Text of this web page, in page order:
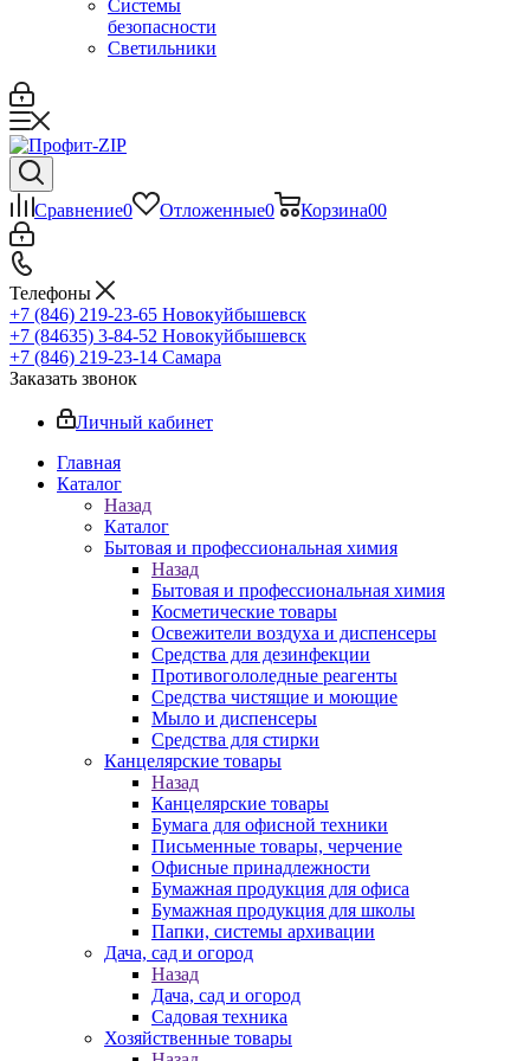
Системы
безопасности
Светильники
Сравнение0 Отложенные0 Корзина00
Телефоны
+7 (846) 219-23-65 Новокуйбышевск
+7 (84635) 3-84-52 Новокуйбышевск
+7 (846) 219-23-14 Самара
Заказать звонок
Личный кабинет
Главная
Каталог
Назад
Каталог
Бытовая и профессиональная химия
Назад
Бытовая и профессиональная химия
Косметические товары
Освежители воздуха и диспенсеры
Средства для дезинфекции
Противогололедные реагенты
Средства чистящие и моющие
Мыло и диспенсеры
Средства для стирки
Канцелярские товары
Назад
Канцелярские товары
Бумага для офисной техники
Письменные товары, черчение
Офисные принадлежности
Бумажная продукция для офиса
Бумажная продукция для школы
Папки, системы архивации
Дача, сад и огород
Назад
Дача, сад и огород
Садовая техника
Хозяйственные товары